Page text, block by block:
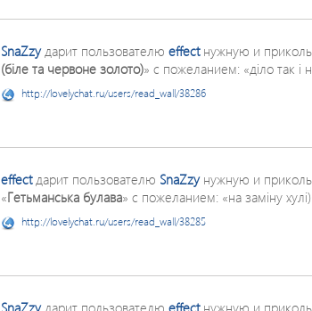
SnaZzyдарит пользователю effectнужную и
(біле та червоне золото)» с пожеланием: «діло так і
http://lovelychat.ru/users/read_wall/38286
effectдарит пользователю SnaZzyнужную и
«Гетьманська булава» с пожеланием: «на заміну
http://lovelychat.ru/users/read_wall/38285